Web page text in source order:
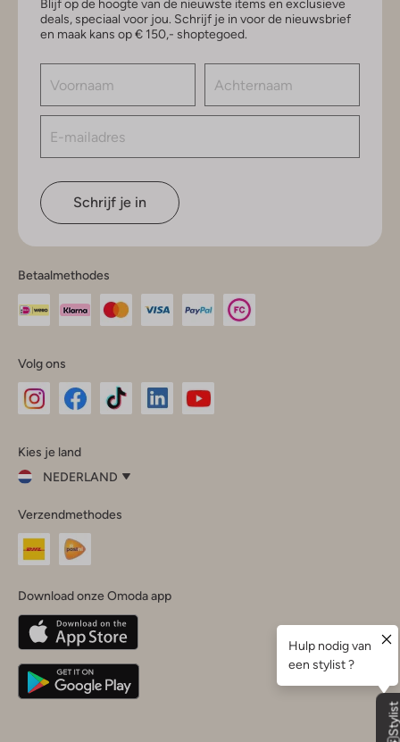
Blijf op de hoogte van de nieuwste items en exclusieve
deals, speciaal voor jou. Schrijf je in voor de nieuwsbrief
en maak kans op € 150,- shoptegoed.
Schrijf je in
Betaalmethodes
Volg ons
InstagramFacebook
Kies je land
NEDERLAND
je
land
Nederland
Belgique(Français)
Deutschland
Verzendmethodes
Download onze Omoda app